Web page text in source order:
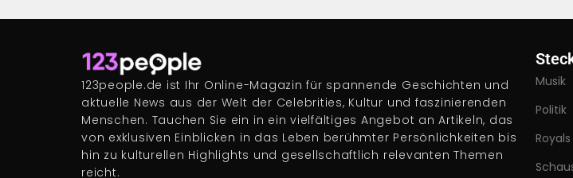
123people.de ist Ihr Online-Magazin für spannende Geschichten und
aktuelle News aus der Welt der Celebrities, Kultur und faszinierenden
Menschen. Tauchen Sie ein in ein vielfältiges Angebot an Artikeln, das
von exklusiven Einblicken in das Leben berühmter Persönlichkeiten bis
hin zu kulturellen Highlights und gesellschaftlich relevanten Themen
reicht.
Musik
Politik
Royals